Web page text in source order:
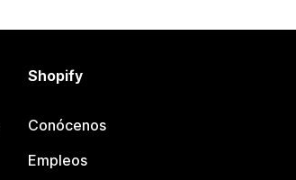
Shopify
Conócenos
Empleos